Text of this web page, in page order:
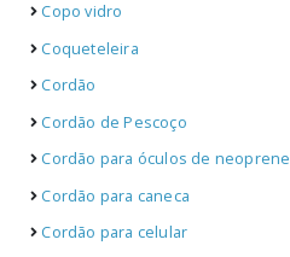
Copo vidro
Coqueteleira
Cordão
Cordão de Pescoço
Cordão para óculos de neoprene
Cordão para caneca
Cordão para celular